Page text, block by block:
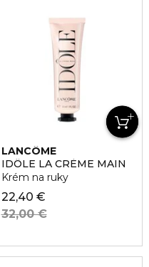
LANCÔME
IDÔLE LA CRÈME MAIN
Krém na ruky
22,40 €
32,00 €